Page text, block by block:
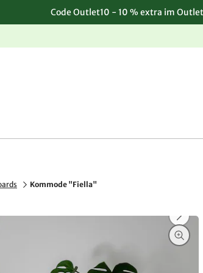
Code Outlet10 - 10 % extra im Outlet
Kommode "Fiella"